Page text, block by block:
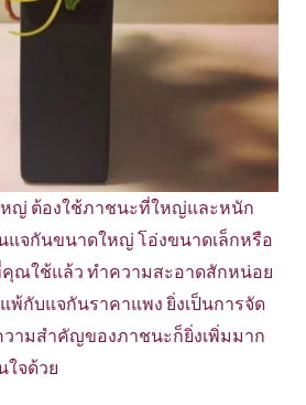
ญ่ ต้องใช้ภาชนะที่ใหญ่และหนัก
แจกันขนาดใหญ่ โอ่งขนาดเล็กหรือ
คุณใช้แล้ว ทำความสะอาดสักหน่อย
พ้กับแจกันราคาแพง ยิ่งเป็นการจัด
ามสำคัญของภาชนะก็ยิ่งเพิ่มมาก
ใจด้วย